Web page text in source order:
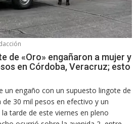
de «Oro» engañaron a mujer y
en Córdoba, Veracruz; esto
un engaño con un supuesto lingote de
30 mil pesos en efectivo y un
tarde de este viernes en pleno